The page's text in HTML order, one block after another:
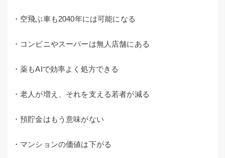
・空飛ぶ車も2040年には可能になる
・コンビニやスーパーは無人店舗にある
・薬もAIで効率よく処方できる
・老人が増え、それを支える若者が減る
・預貯金はもう意味がない
・マンションの価値は下がる